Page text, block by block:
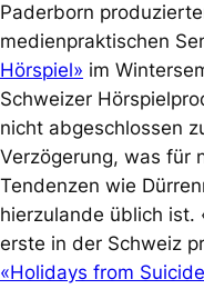
Paderborn
medienpraktischen
Hörspiel» im
Schweizer
nicht abgeschlossen
Verzögerung, was für
Tendenzen wie
hierzulande üblich ist.
erste in der Schweiz
«Holidays from